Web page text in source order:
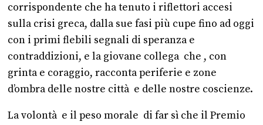
corrispondente che ha tenuto i riflettori accesi
sulla crisi greca, dalla sue fasi più cupe fino ad oggi
con i primi flebili segnali di speranza e
contraddizioni, e la giovane collega che , con
grinta e coraggio, racconta periferie e zone
d’ombra delle nostre città e delle nostre coscienze.
La volontà e il peso morale di far sì che il Premio